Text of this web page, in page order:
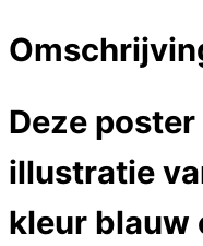
Deze
illustratie
kleur blauw